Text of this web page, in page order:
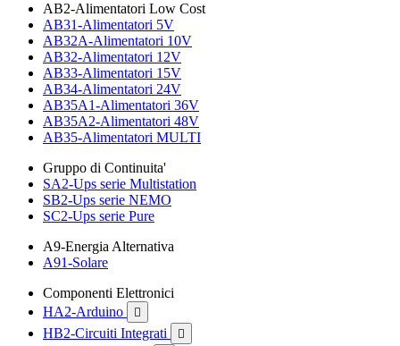
AB2-Alimentatori Low Cost
AB31-Alimentatori 5V
AB32A-Alimentatori 10V
AB32-Alimentatori 12V
AB33-Alimentatori 15V
AB34-Alimentatori 24V
AB35A1-Alimentatori 36V
AB35A2-Alimentatori 48V
AB35-Alimentatori MULTI
Gruppo di Continuita'
SA2-Ups serie Multistation
SB2-Ups serie NEMO
SC2-Ups serie Pure
A9-Energia Alternativa
A91-Solare
Componenti Elettronici
HA2-Arduino

HB2-Circuiti Integrati 